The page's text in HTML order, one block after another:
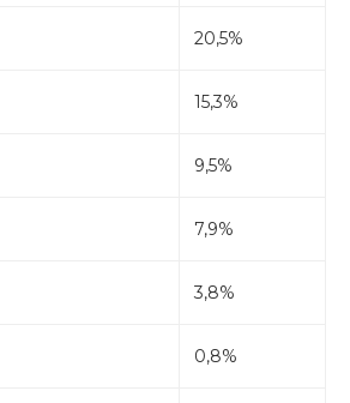
20,5%
15,3%
9,5%
7,9%
3,8%
0,8%